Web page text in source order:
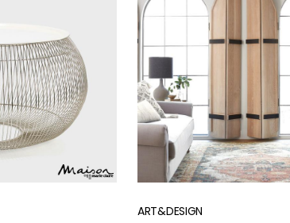
가을에는
ART&DESIGN